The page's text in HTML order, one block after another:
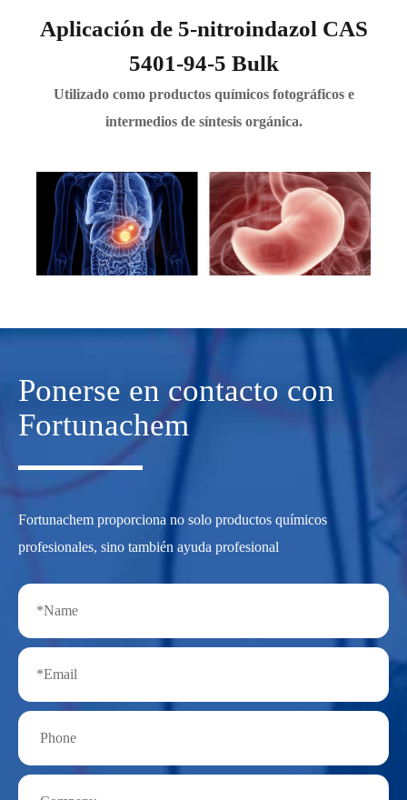
Aplicación de 5-nitroindazol CAS
5401-94-5 Bulk
Utilizado como productos químicos fotográficos e
intermedios de síntesis orgánica.
Ponerse en contacto con
Fortunachem
Fortunachem proporciona no solo productos químicos
profesionales, sino también ayuda profesional